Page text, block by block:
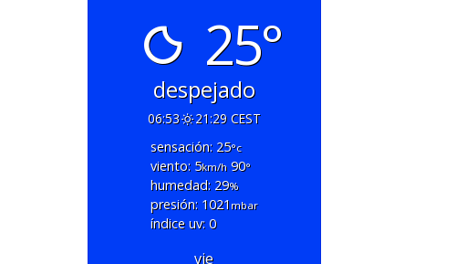
25°
despejado
06:53
21:29 CEST
sensación: 25°c
viento: 5km/h 90°
humedad: 29%
presión: 1021 mbar
índice uv: 0
vie